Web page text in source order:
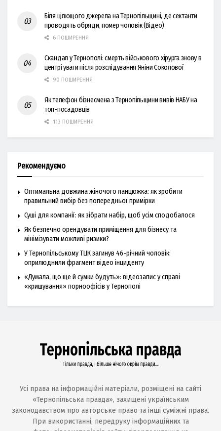
Біля цілющого джерела на Тернопільщині, де сектанти
проводять обряди, помер чоловік (Відео)
6 ПОШИРЕННЯ
Скандал у Тернополі: смерть військового хірурга знову в
центрі уваги після розслідування Яніни Соколової
90 ПОШИРЕННЯ
Як телефон бізнесмена з Тернопільщини вивів НАБУ на
топ-посадовців
113 ПОШИРЕННЯ
Рекомендуємо
Оптимальна довжина жіночого ланцюжка: як зробити
правильний вибір без попередньої примірки
Суші для компанії: як зібрати набір, щоб усім сподобалося
Як безпечно орендувати приміщення для бізнесу та
мінімізувати можливі ризики?
У Тернопільському ТЦК загинув 46-річний чоловік:
оприлюднили фрагмент відео інциденту
«Думала, що ще й сумки будуть»: відеозапис у справі
«кришування» порноофісів у Тернополі
Усі права на інформаційні матеріали, розміщені на сайті
«Тернопільська правда», захищені українським
законодавством про авторське право та інші суміжні права.
При використанні, передруку інформаційних та